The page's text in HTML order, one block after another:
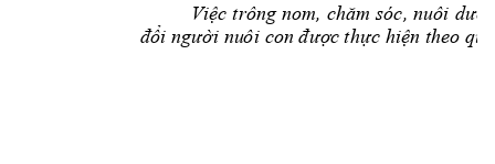
Việc trông nom, chăm sóc, nuôi
đổi người nuôi con được thực hiện theo